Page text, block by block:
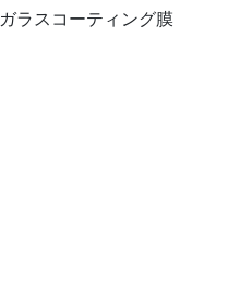
ガラスコーティング膜